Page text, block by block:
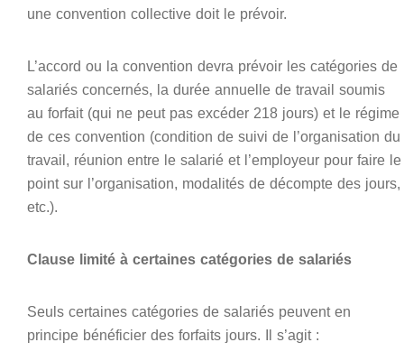
une convention collective doit le prévoir.
L’accord ou la convention devra prévoir les catégories de
salariés concernés, la durée annuelle de travail soumis
au forfait (qui ne peut pas excéder 218 jours) et le régime
de ces convention (condition de suivi de l’organisation du
travail, réunion entre le salarié et l’employeur pour faire le
point sur l’organisation, modalités de décompte des jours,
etc.).
Clause limité à certaines catégories de salariés
Seuls certaines catégories de salariés peuvent en
principe bénéficier des forfaits jours. Il s’agit :